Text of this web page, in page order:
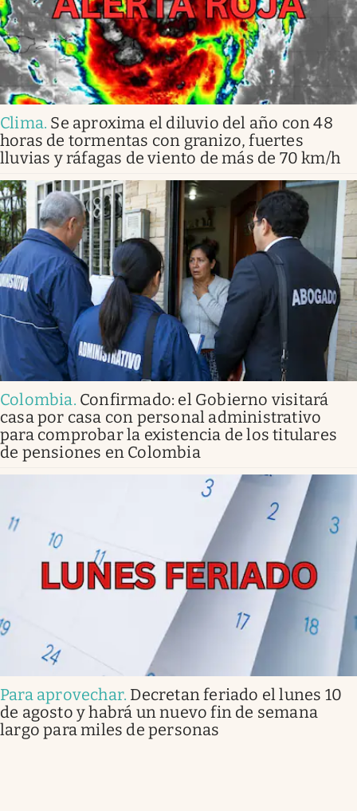
Clima. Se aproxima el diluvio del año con 48
horas de tormentas con granizo, fuertes
lluvias y ráfagas de viento de más de 70 km/h
Colombia. Confirmado: el Gobierno visitará
casa por casa con personal administrativo
para comprobar la existencia de los titulares
de pensiones en Colombia
Para aprovechar. Decretan feriado el lunes 10
de agosto y habrá un nuevo fin de semana
largo para miles de personas